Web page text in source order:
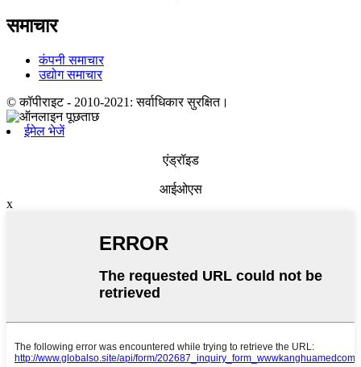
समाचार
कंपनी समाचार
उद्योग समाचार
© कॉपीराइट - 2010-2021: सर्वाधिकार सुरक्षित।
ईमेल भेजें
एंड्रॉइड
आईओएस
x